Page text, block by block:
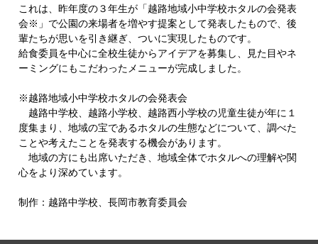
これは、昨年度の３年生が「越路地域小中学校ホタルの会発表
会※」で公園の来場者を増やす提案として発表したもので、後
輩たちが思いを引き継ぎ、ついに実現したものです。
給食委員を中心に全校生徒からアイデアを募集し、見た目やネ
ーミングにもこだわったメニューが完成しました。
※越路地域小中学校ホタルの会発表会
越路中学校、越路小学校、越路西小学校の児童生徒が年に１
度集まり、地域の宝であるホタルの生態などについて、調べた
ことや考えたことを発表する機会があります。
地域の方にも出席いただき、地域全体でホタルへの理解や関
心をより深めています。
制作：越路中学校、長岡市教育委員会